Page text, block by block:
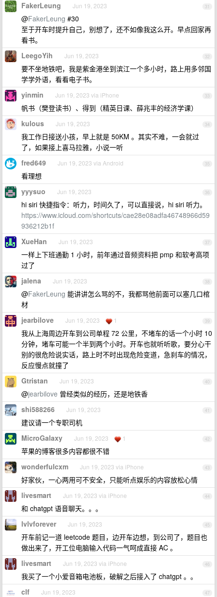
31
FakerLeung Jun 19, 2023
@FakerLeung #30
至于开车时提升自己，别想了，还不如像我这么开。早点回家再
看书。
32
LeegoYih Jun 19, 2023
要不坐地铁吧，我是紫金港坐到滨江一个多小时，路上用多邻国
学学外语，看看电子书。
33
yinmin Jun 19, 2023 via iPhone
帆书（樊登读书）、得到（精英日课、薛兆丰的经济学课）
34
kulous Jun 19, 2023
我工作日接送小孩，早上就是 50KM 。其实不难，一会就过
了，如果接上喜马拉雅，小说一听
35
fred649 Jun 19, 2023 via Android
看理想
36
yyysuo Jun 19, 2023
hi siri 快捷指令：听力，时间久了，可以直接说，hi siri 听力。
https://www.icloud.com/shortcuts/cae28e08adfa46748966d59
936212b1f
37
XueHan Jun 19, 2023
一样上下班通勤 1 小时，前年通过音频资料把 pmp 和软考高项
过了
38
jalena Jun 19, 2023
@FakerLeung 能讲讲怎么骂的不，我都骂他前面可以塞几口棺
材
39
jearbilove Jun 19, 2023 1
我从上海周边开车到公司单程 72 公里，不堵车的话一个小时 10
分钟，堵车可能一个半到两个小时。开车也就听听歌，要分心干
别的很危险说实话，路上时不时出现危险变道，急刹车的情况，
反应慢点就撞了
40
Gtristan Jun 19, 2023
@jearbilove 曾经类似的经历，还是地铁香
41
shi588266 Jun 19, 2023
建议请一个专职司机
42
MicroGalaxy Jun 19, 2023 1
苹果的博客很多内容都很不错
43
wonderfulcxm Jun 19, 2023 via iPhone
好家伙，一心两用可不安全，只能听点娱乐的内容放松心情
44
livesmart Jun 19, 2023 via iPhone
和 chatgpt 语音聊天。。。
45
lvlvforever Jun 19, 2023
开车前记一道 leetcode 题目，边开车边想，到公司了，题目也
做出来了，开工位电脑输入代码一气呵成直接 AC 。
46
livesmart Jun 19, 2023 via iPhone
我买了一个小爱音箱电池板，破解之后接入了 chatgpt 。。
47
clf Jun 19, 2023